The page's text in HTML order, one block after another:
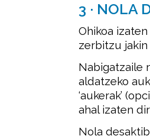
3 · NOLA
Ohikoa
zerbitzu
Nabigatzaile
aldatzeko
‘aukerak’
ahal izaten
Nola